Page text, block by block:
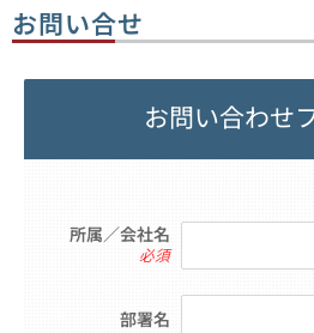
お問い合せ
お問い合わせ
所属／会社名
必須
部署名